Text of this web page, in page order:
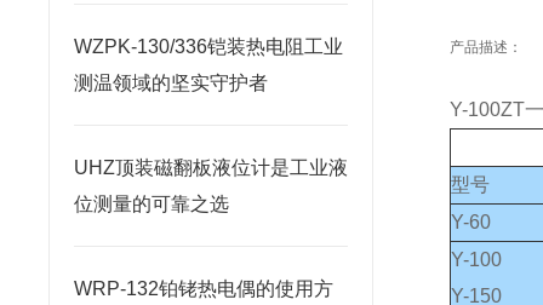
WZPK-130/336铠装热电阻工业
测温领域的坚实守护者
UHZ顶装磁翻板液位计是工业液
位测量的可靠之选
WRP-132铂铑热电偶的使用方
产品描述：
Y-100ZT
型号
Y-60
Y-100
Y-150